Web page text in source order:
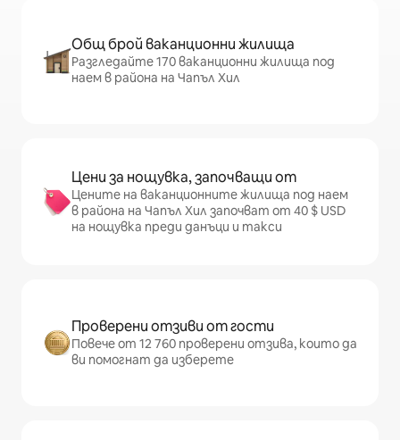
Общ брой ваканционни жилища
Разгледайте 170 ваканционни жилища под
наем в района на Чапъл Хил
Цени за нощувка, започващи от
Цените на ваканционните жилища под наем
в района на Чапъл Хил започват от 40 $ USD
на нощувка преди данъци и такси
Проверени отзиви от гости
Повече от 12 760 проверени отзива, които да
ви помогнат да изберете